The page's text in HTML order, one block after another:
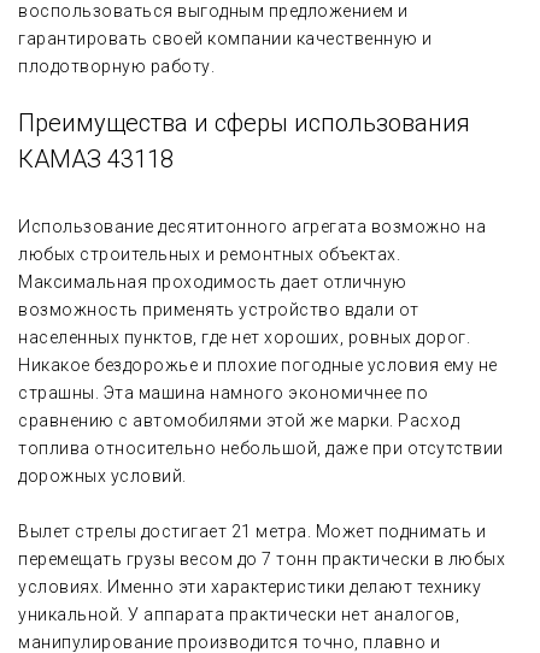
воспользоваться выгодным предложением и
гарантировать своей компании качественную и
плодотворную работу.
Преимущества и сферы использования
КАМАЗ 43118
Использование десятитонного агрегата возможно на
любых строительных и ремонтных объектах.
Максимальная проходимость дает отличную
возможность применять устройство вдали от
населенных пунктов, где нет хороших, ровных дорог.
Никакое бездорожье и плохие погодные условия ему не
страшны. Эта машина намного экономичнее по
сравнению с автомобилями этой же марки. Расход
топлива относительно небольшой, даже при отсутствии
дорожных условий.
Вылет стрелы достигает 21 метра. Может поднимать и
перемещать грузы весом до 7 тонн практически в любых
условиях. Именно эти характеристики делают технику
уникальной. У аппарата практически нет аналогов,
манипулирование производится точно, плавно и